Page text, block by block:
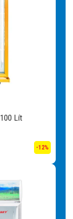
sẽ giúp người sử
tủ mát.
kèm cho khách
vệ sinh tủ định kì
Lít
-12%